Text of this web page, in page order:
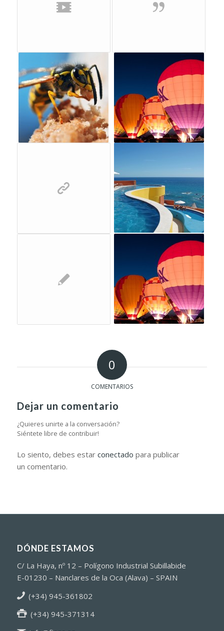
0
COMENTARIOS
Dejar un comentario
¿Quieres unirte a la conversación?
Siéntete libre de contribuir!
Lo siento, debes estar conectado para publicar
un comentario.
DÓNDE ESTAMOS
C/ La Haya, nº 12 – Polígono Industrial Subillabide
E-01230 – Nanclares de la Oca (Alava) – SPAIN
(+34) 945-361802
(+34) 945-371314